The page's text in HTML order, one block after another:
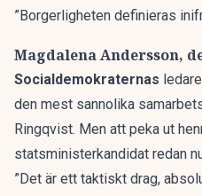
”Borgerligheten definieras
Magdalena Andersson,
Socialdemokraternas ledare
den mest sannolika
Ringqvist. Men att peka ut
statsministerkandidat redan
”Det är ett taktiskt drag,